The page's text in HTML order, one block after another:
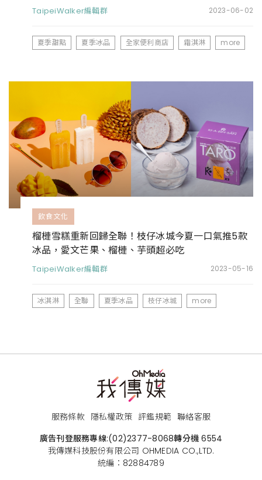
TaipeiWalker編輯群 2023-06-02
夏季甜點 夏季冰品 全家便利商店 霜淇淋 more
飲食文化
榴槤雪糕重新回歸全聯！枝仔冰城今夏一口氣推5款
冰品，愛文芒果、榴槤、芋頭超必吃
TaipeiWalker編輯群 2023-05-16
冰淇淋 全聯 夏季冰品 枝仔冰城 more
服務條款 隱私權政策 評鑑規範 聯絡客服
廣告刊登服務專線:(02)2377-8068轉分機 6554
我傳媒科技股份有限公司 OHMEDIA CO.,LTD.
統編：82884789